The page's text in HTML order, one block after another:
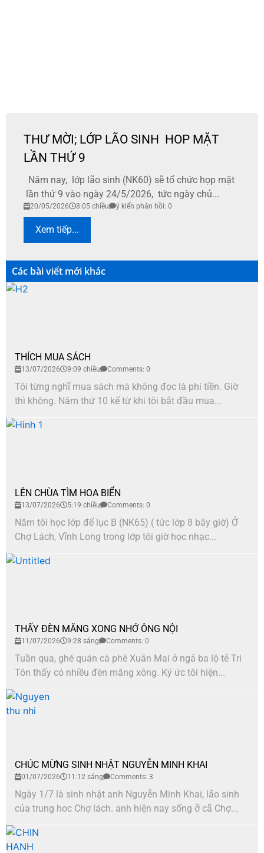
THƯ MỜI; LỚP LÃO SINH HOP MẶT
LẦN THỨ 9
Năm nay, lớp lão sinh (NK60) sẽ tổ chức họp mặt
lần thứ 9 vào ngày 24/5/2026, tức ngày chủ...
20/05/2026 8:05 chiều ý kiến phản hồi: 0
Xem tiếp...
Các bài viết mới khác
THÍCH MUA SÁCH
13/07/2026 9:09 chiều Comments: 0
Tôi từng nghĩ mua sách mà không đọc là phí tiền. Giờ
thì không. Năm thứ 10 kể từ khi tôi bắt đầu mua...
LÊN CHÙA TÌM HOA BIỂN
13/07/2026 5:19 chiều Comments: 0
Năm tôi học lớp để lục B (NK65) ( tức lớp 8 bây giờ) Ở
Chợ Lách, Vĩnh Long trong lớp tôi giờ học nhạc...
THẤY ĐÈN MĂNG XONG NHỚ ÔNG NỘI
11/07/2026 9:28 sáng Comments: 0
Tuần qua, ghé quán cà phê Xuân Mai ở ngả ba lộ tẻ Tri
Tôn thấy có nhiều đèn măng xông. Ký ức tôi hiện...
CHÚC MỪNG SINH NHẬT NGUYỄN MINH KHAI
01/07/2026 11:12 sáng Comments: 3
Ngày 1/7 là sinh nhật anh Nguyễn Minh Khai, lão sinh
của trung hoc Chợ lách. anh hiện nay sống ỡ cã Chợ...